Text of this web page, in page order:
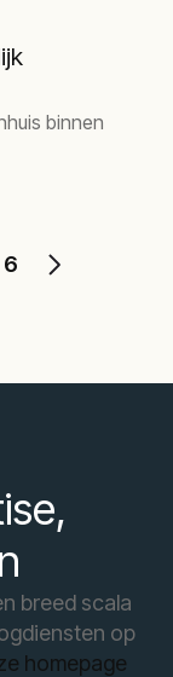
binnen
6
breed scala
op
homepage